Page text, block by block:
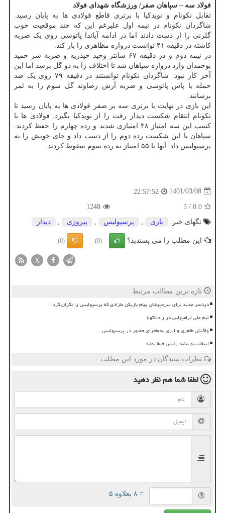
فولاد سه – سپاهان صفر/ ورزشگاه شهدای فولاد
تقابل نکونام و نویدکیا با برتری قاطع فولادی ها به پایان رسید.
شاگردان نکونام در نیمه اول علیرغم این که چند موقعیت خوب
گلزنی را از دست دادند اما در ادامه آیاندا پاتوسی روی یک ضربه
کاشته در دقیقه ۴۱ توانست دروازه مظاهری را باز کند.
در نیمه دوم و در دقیقه ۶۷ سانتر وحید حیدریه و ضربه سر حمید
بوحمدان وارد دروازه سپاهان شد تا اختلاف را به دو گل برسد اما این
آخر کار نبود. شاگردان نکونام توانستند در دقیقه ۷۹ روی یک ضد
حمله با پاس پاتوسی و ضربه آرش رضاوند گل سوم را به ثمر
برسانند.
این بازی در نهایت با برتری سه بر صفر فولادی ها به پایان رسید تا
نکونام انتقام شکست دیدار رفت را از نویدکیا بگیرد. فولادی ها با
کسب این سه امتیاز ۴۸ امتیازی شدند و رده چهارم را حفظ کردند.
سپاهان با این شکست رده دوم را از دست داد و جای خویش را به
پرسپولیس داد. آنها با ۵۵ امتیاز به رده سوم سقوط کردند.
1401/03/08
22:57:52
0.0
/
5
1248
تگهای خبر:
بازی پرسپولیس پیروزی دیدار
این مطلب را می پسندید؟ (0)
(0)
X
تازه ترین مطالب مرتبط
دردسر جدید برای سرخپوشان پیام بازیکن مازادی که پرسپولیس را نگران کرد!
تیم ملی ترامپولین در راه ناگویا
واکنش طاهری و ایری به ماجرای حضور در پرسپولیس
اینفانتینو نباید رئیس فیفا بماند
نظرات بینندگان در مورد این مطلب
لطفا شما همنظر دهید
= ۸ بعلاوه ۵